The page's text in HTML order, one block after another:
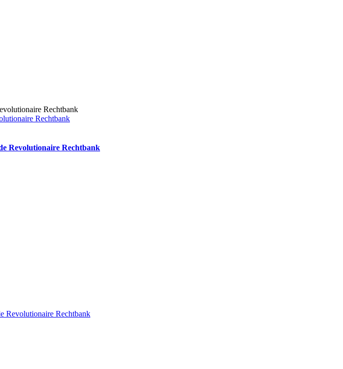
Rechtbank
Revolutionaire Rechtbank
Revolutionaire Rechtbank